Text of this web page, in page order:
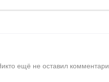
ещё не оставил